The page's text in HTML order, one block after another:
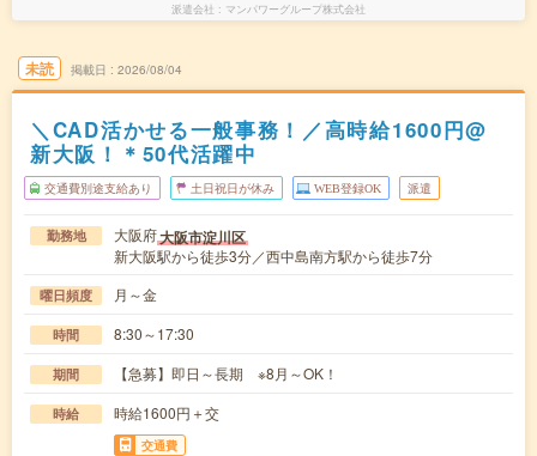
派遣会社 マンパワーグループ株式会社
未読 掲載日 2026/08/04
＼CAD活かせる一般事務！／高時給1600円@
新大阪！＊50代活躍中
交通費別途支給あり 土日祝日が休み WEB登録OK 派遣
勤務地 大阪府大阪市淀川区
新大阪駅から徒歩3分／西中島南方駅から徒歩7分
曜日頻度 月～金
時間 8:30～17:30
期間 【急募】即日～長期 ※8月～OK！
時給 時給1600円＋交
交通費